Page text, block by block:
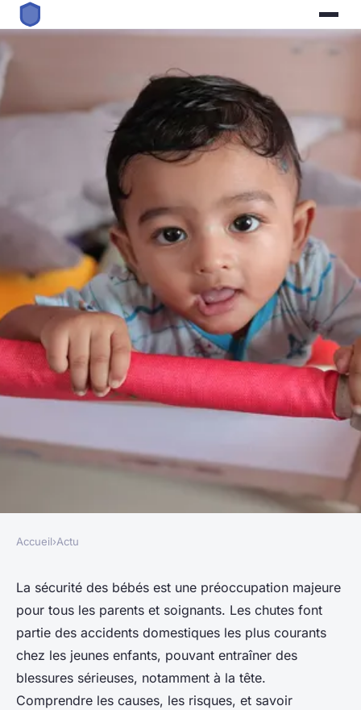
Sécurité infantile : Protéger
votre bébé des chutes et des
blessures à la tête
adeline•21 février 2024 •3 min de lecture
Accueil›Actu
La sécurité des bébés est une préoccupation majeure
pour tous les parents et soignants. Les chutes font
partie des accidents domestiques les plus courants
chez les jeunes enfants, pouvant entraîner des
blessures sérieuses, notamment à la tête.
Comprendre les causes, les risques, et savoir